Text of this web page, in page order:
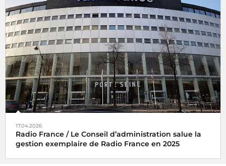
17.04.2026
Radio France / Le Conseil d’administration salue la
gestion exemplaire de Radio France en 2025